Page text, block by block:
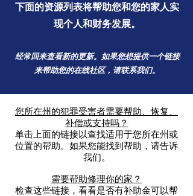
下面的资源列表将帮助您和您的家人实
现个人和财务发展。
经常回来查看新的更新。如果您想提供一个链接
来帮助您的在线社区，请联系我们。
您所在州的犯罪受害者需要帮助、恢复、
补偿或支持吗？
单击上面的链接以查找适用于您所在州或
位置的帮助。如果您能找到帮助，请告诉
我们。
需要帮助修理你的家？
检查这些链接，看看是否有补助金可以帮